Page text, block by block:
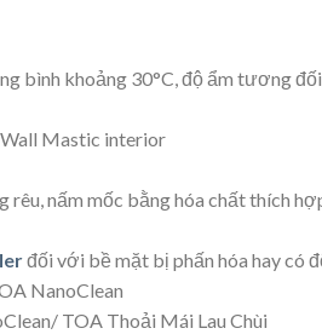
bình khoảng 30°C, độ ẩm tương
Mastic interior
nấm mốc bằng hóa chất thích
đối với bề mặt bị phấn hóa hay có
NanoClean
TOA Thoải Mái Lau Chùi